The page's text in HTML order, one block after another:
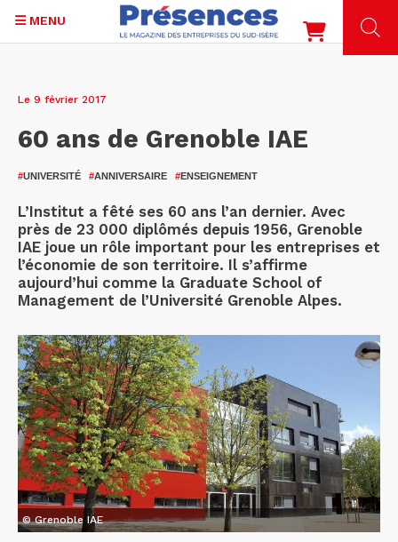
MENU
Le 9 février 2017
60 ans de Grenoble IAE
#UNIVERSITÉ #ANNIVERSAIRE #ENSEIGNEMENT
L’Institut a fêté ses 60 ans l’an dernier. Avec
près de 23 000 diplômés depuis 1956, Grenoble
IAE joue un rôle important pour les entreprises et
l’économie de son territoire. Il s’affirme
aujourd’hui comme la Graduate School of
Management de l’Université Grenoble Alpes.
© Grenoble IAE